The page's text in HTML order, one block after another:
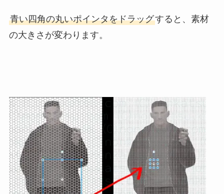
青い四角の丸いポインタをドラッグすると、素材
の大きさが変わります。